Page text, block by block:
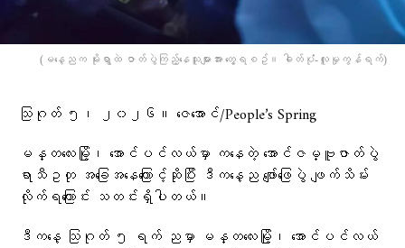
(မနေ့ညက မိုးရွာထဲ ဇာတ်ပွဲကြည့်နေသူများအား တွေ့ရစဥ်။ ဓါတ်ပုံံ-လူမှုကွန်ရက်)
သြဂုတ် ၅၊ ၂၀၂၆။ ဇေအောင်/People’s Spring
မန္တလေးမြို့၊ အောင်ပင်လယ်မှာ ကနေတဲ့ အောင်ဇမ္ဗူဇာတ်ပွဲ
ရာသီဥတု အခြေအနေကြောင့်ဆိုပြီး ဒီကနေ့ည ဖျော်ဖြေပွဲ ဖျက်သိမ်း
လိုက်ရကြောင်း သတင်းရှိပါတယ်။
ဒီကနေ့ သြဂုတ် ၅ ရက် ညမှာ မန္တလေးမြို့၊ အောင်ပင်လယ်